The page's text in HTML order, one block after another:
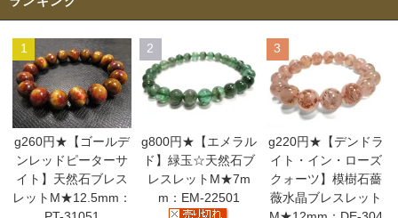
1
g260円★【ゴールデ
ンレッドピーターサ
イト】天然石ブレス
レットM★12.5mm：
2
g800円★【エメラル
ド】緑玉☆天然石ブ
レスレットM★7m
m：EM-22501
3
g220円★【デンドラ
イト・イン・ローズ
クォーツ】模樹石薔
薇水晶ブレスレット